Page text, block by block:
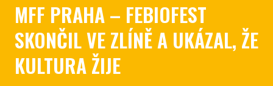
MFF PRAHA – FEBIOFEST
SKONČIL VE ZLÍNĚ A UKÁZAL, ŽE
KULTURA ŽIJE